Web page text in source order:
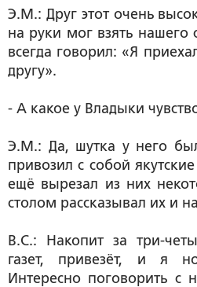
Э.М.: Друг этот очень
на руки мог взять нашего
всегда говорил: «Я
другу».
- А какое у Владыки
Э.М.: Да, шутка у него
привозил с собой
ещё вырезал из них
столом рассказывал их и
В.С.: Накопит за три-
газет, привезёт, и я
Интересно поговорить